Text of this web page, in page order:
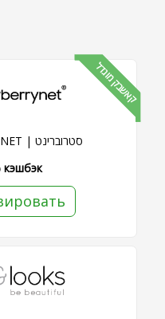
קאשבק מוגדל
StrawberryNET | סטרוברינט
кэшбэк